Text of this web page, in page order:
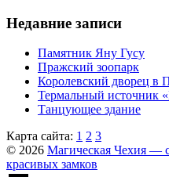
Недавние записи
Памятник Яну Гусу
Пражский зоопарк
Королевский дворец в
Термальный источник
Танцующее здание
Карта сайта: 1 2 3
© 2026 Магическая Чехия —
красивых замков